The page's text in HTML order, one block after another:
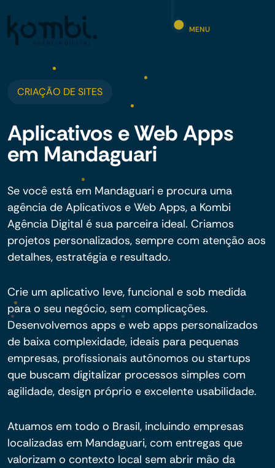
MENU
CRIAÇÃO DE SITES
Aplicativos e Web Apps
em Mandaguari
Se você está em Mandaguari e procura uma
agência de Aplicativos e Web Apps, a Kombi
Agência Digital é sua parceira ideal. Criamos
projetos personalizados, sempre com atenção aos
detalhes, estratégia e resultado.
Crie um aplicativo leve, funcional e sob medida
para o seu negócio, sem complicações.
Desenvolvemos apps e web apps personalizados
de baixa complexidade, ideais para pequenas
empresas, profissionais autônomos ou startups
que buscam digitalizar processos simples com
agilidade, design próprio e excelente usabilidade.
Atuamos em todo o Brasil, incluindo empresas
localizadas em Mandaguari, com entregas que
valorizam o contexto local sem abrir mão da